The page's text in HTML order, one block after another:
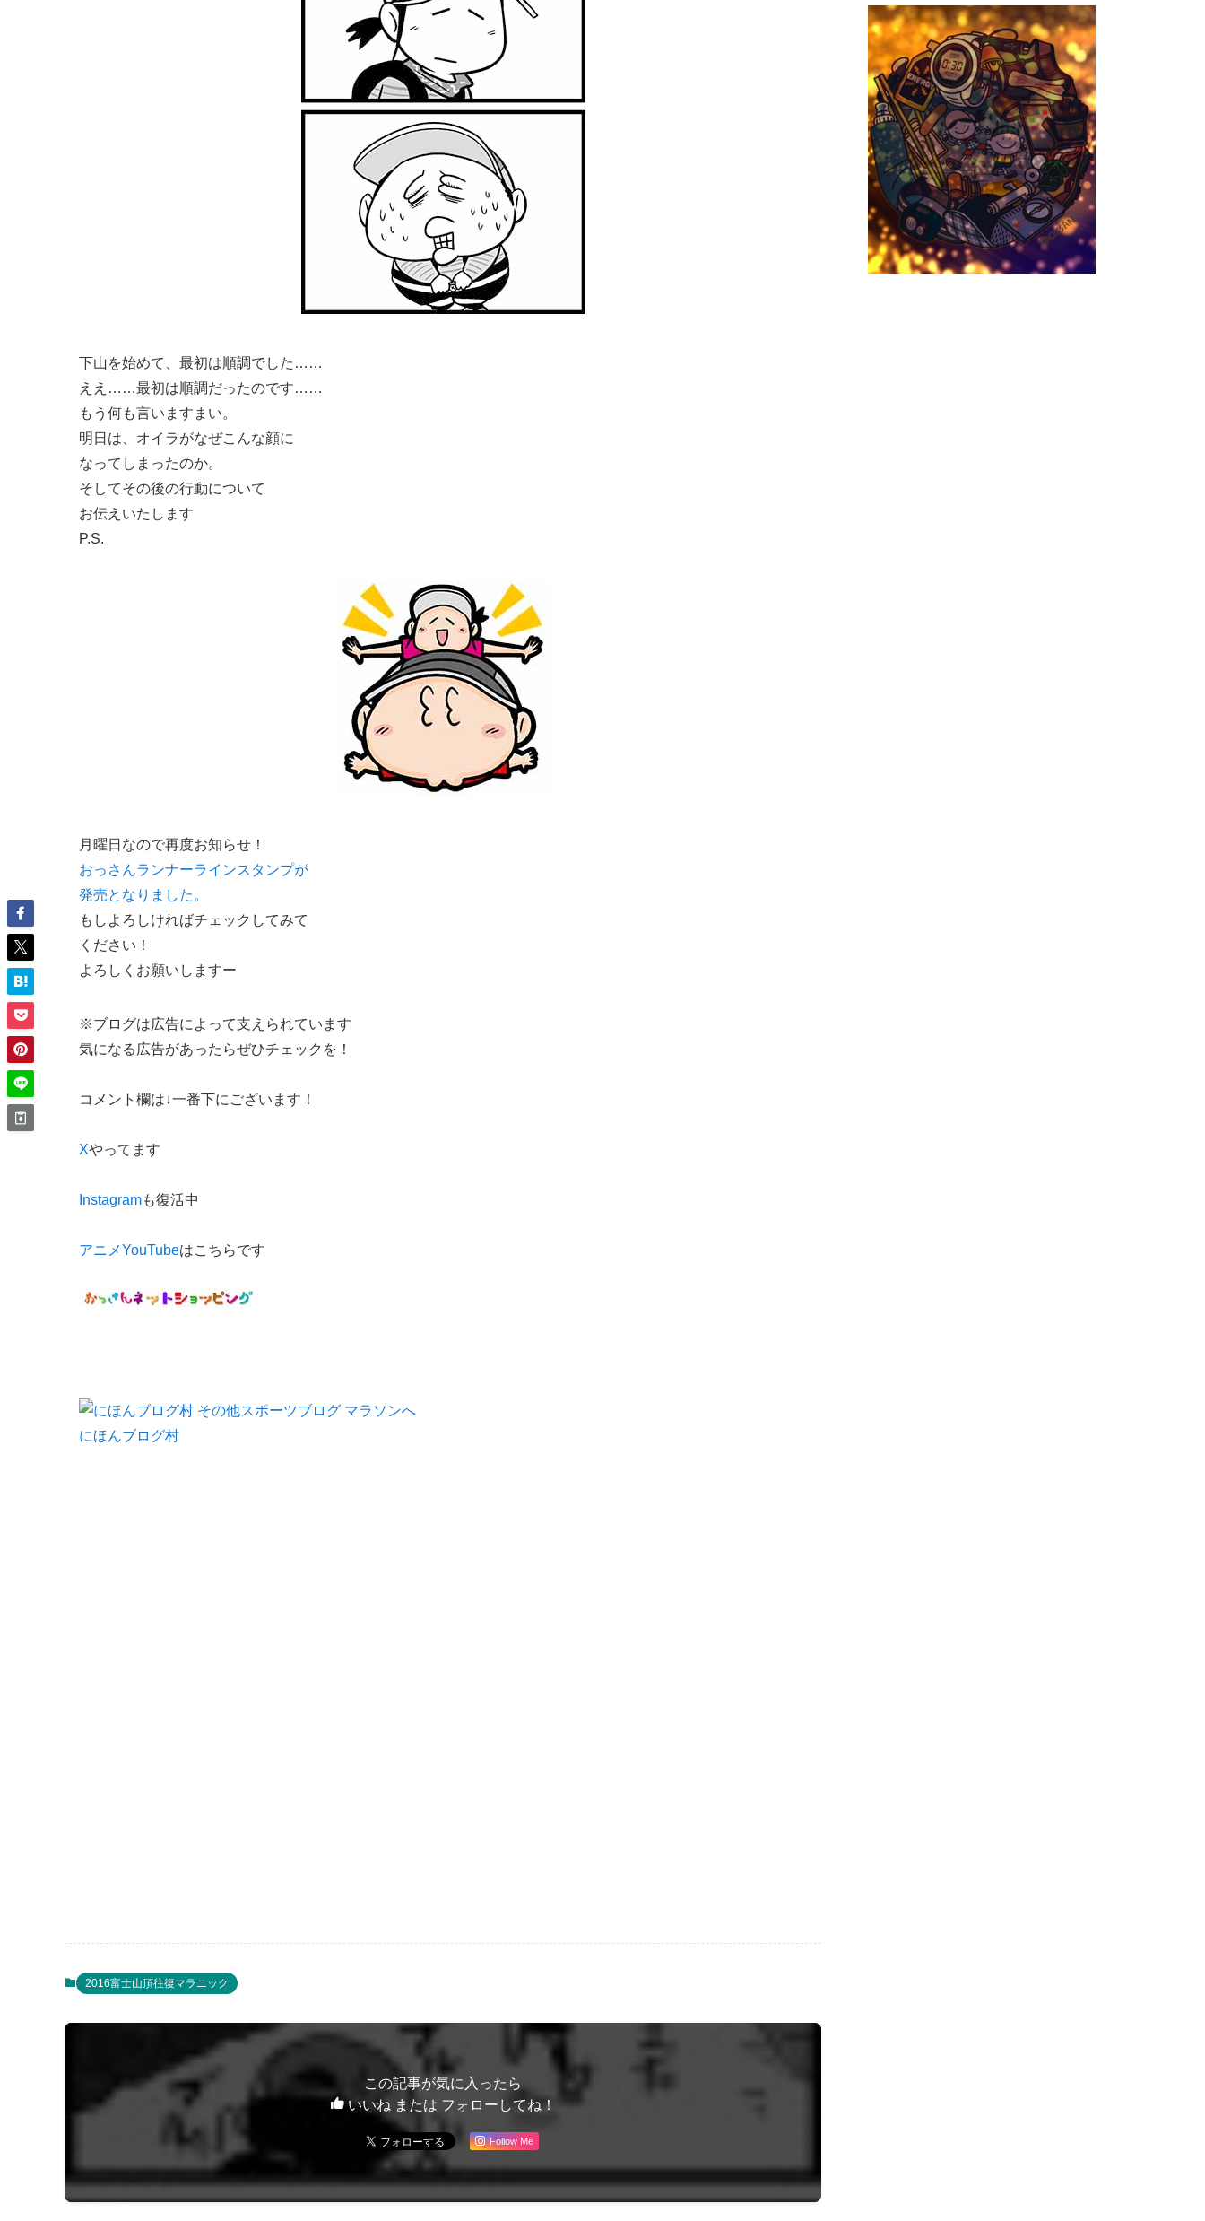
下山を始めて、最初は順調でした……
ええ……最初は順調だったのです……
もう何も言いますまい。
明日は、オイラがなぜこんな顔に
なってしまったのか。
そしてその後の行動について
お伝えいたします
P.S.
月曜日なので再度お知らせ！
おっさんランナーラインスタンプが
発売となりました。
もしよろしければチェックしてみて
ください！
よろしくお願いしますー
※ブログは広告によって支えられています
気になる広告があったらぜひチェックを！
コメント欄は↓一番下にございます！
Xやってます
Instagramも復活中
アニメYouTubeはこちらです
にほんブログ村
2016富士山頂往復マラニック
この記事が気に入ったら
いいね または フォローしてね！
Follow Me